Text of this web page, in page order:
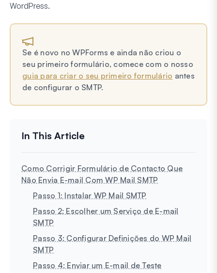
WordPress.
Se é novo no WPForms e ainda não criou o
seu primeiro formulário, comece com o nosso
guia para criar o seu primeiro formulário antes
de configurar o SMTP.
Como Corrigir Formulário de Contacto Que
Não Envia E-mail Com WP Mail SMTP
Passo 1: Instalar WP Mail SMTP
Passo 2: Escolher um Serviço de E-mail
SMTP
Passo 3: Configurar Definições do WP Mail
SMTP
Passo 4: Enviar um E-mail de Teste